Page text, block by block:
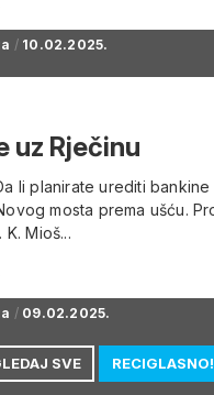
/ 10.02.2025.
uz Rječinu
li planirate urediti bankine
mosta prema ušću.
K. Mioš...
/ 09.02.2025.
SVE RECIGLASNO!